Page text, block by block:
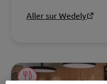
profitez d’une
Aller sur Wedely